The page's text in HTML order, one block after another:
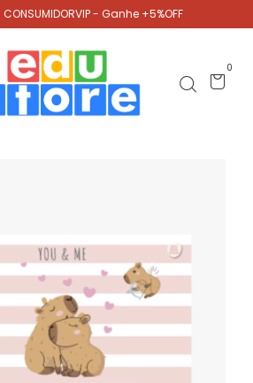
CONSUMIDORVIP - Ganhe +5%OFF
0